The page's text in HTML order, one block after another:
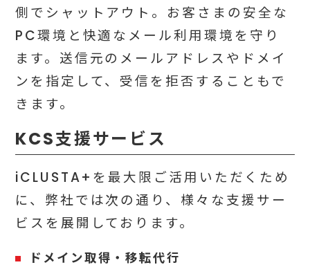
側でシャットアウト。お客さまの安全な
PC環境と快適なメール利用環境を守り
ます。送信元のメールアドレスやドメイ
ンを指定して、受信を拒否することもで
きます。
KCS支援サービス
iCLUSTA+を最大限ご活用いただくため
に、弊社では次の通り、様々な支援サー
ビスを展開しております。
ドメイン取得・移転代行